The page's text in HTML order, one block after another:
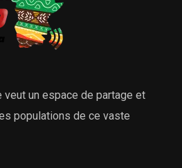
veut un espace de partage et
populations de ce vaste